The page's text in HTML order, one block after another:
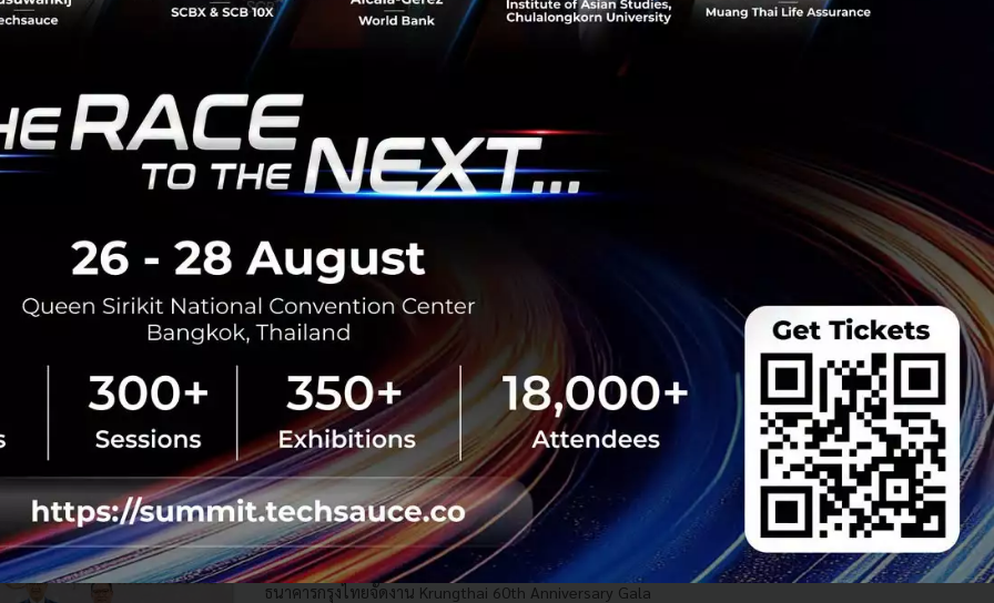
น “True 5G World @Siam Square” ระหว่างวันที่ 19-22 ธันวาคม 2562 ที่ลิโด้
ป ทั้ง 3 สาขาในสยามสแควร์ และไอคอนสยาม ถึง 14 มกราคม 2563 พบกับ
และที่แรกในไทย พร้อมอีกหลากหลายนวัตกรรมสุดล้ำแห่งโลกอนาคต อาทิ DJ
จาก DJ สุดฮอตครั้งแรกในประเทศไทย, 5G Dating with a Star ที่จะมีซุปตาร์
Smart Suit ชุดอัจฉริยะ วิเคราะห์การเคลื่อนไหวของร่างกายตามหลักสรีระ
No comment
ครบ 60 ปี ธนาคารกรุงไทย เดินหน้าสู่ทศวรรษใหม่
สร้างโอกาสให้ผู้คนและธุรกิจ หนุนเศรษฐกิจไทยเติบโต
อย่างยั่งยืน
ธนาคารกรุงไทยจัดงาน Krungthai 60th Anniversary Gala